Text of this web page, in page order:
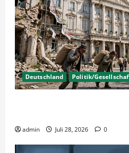
Deutschland Politik/
admin Juli 28, 2026 0